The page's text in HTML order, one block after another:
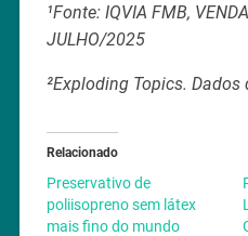
¹Fonte: IQVIA FMB,
JULHO/2025
²Exploding Topics.
Relacionado
Preservativo de
poliisopreno sem látex
mais fino do mundo